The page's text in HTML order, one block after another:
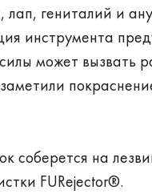
гениталий и
инструмента
может вызвать
соберется на
FURejector®.